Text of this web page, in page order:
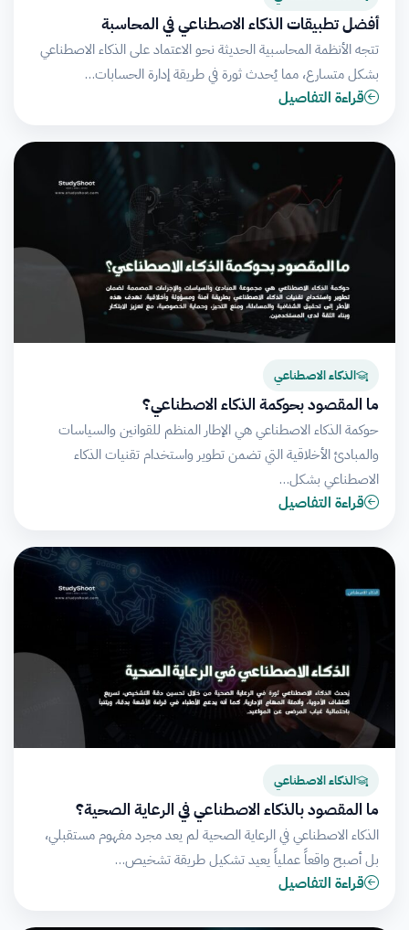
أفضل تطبيقات الذكاء الاصطناعي في المحاسبة
تتجه الأنظمة المحاسبية الحديثة نحو الاعتماد على الذكاء الاصطناعي
بشكل متسارع، مما يُحدث ثورة في طريقة إدارة الحسابات…
قراءة التفاصيل
الذكاء الاصطناعي
ما المقصود بحوكمة الذكاء الاصطناعي؟
حوكمة الذكاء الاصطناعي هي الإطار المنظم للقوانين والسياسات
والمبادئ الأخلاقية التي تضمن تطوير واستخدام تقنيات الذكاء
الاصطناعي بشكل…
قراءة التفاصيل
الذكاء الاصطناعي
ما المقصود بالذكاء الاصطناعي في الرعاية الصحية؟
الذكاء الاصطناعي في الرعاية الصحية لم يعد مجرد مفهوم مستقبلي،
بل أصبح واقعاً عملياً يعيد تشكيل طريقة تشخيص…
قراءة التفاصيل